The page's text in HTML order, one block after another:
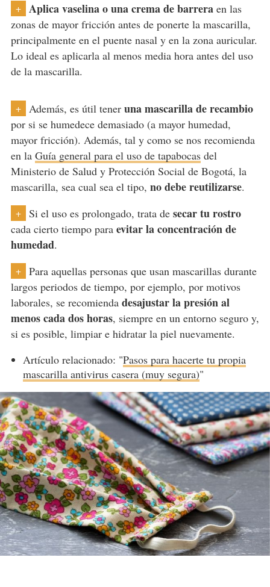
+ Aplica vaselina o una crema de barreraen las
zonas de mayor fricción antes de ponerte la mascarilla,
principalmente en el puente nasal y en la zona auricular.
Lo ideal es aplicarla al menos media hora antes del uso
de la mascarilla.
+ Además, es útil tener una mascarilla de recambio
por si se humedece demasiado (a mayor humedad,
mayor fricción). Además, tal y como se nos recomienda
en la Guía general para el uso de tapabocasdel
Ministerio de Salud y Protección Social de Bogotá, la
mascarilla, sea cual sea el tipo, no debe reutilizarse.
+ Si el uso es prolongado, trata de secar tu rostro
cada cierto tiempo para evitar la concentración de
humedad.
+
Para aquellas personas que usan mascarillas durante
largos periodos de tiempo, por ejemplo, por motivos
laborales, se recomienda desajustar la presión al
menos cada dos horas, siempre en un entorno seguro y,
si es posible, limpiar e hidratar la piel nuevamente.
Artículo relacionado: "Pasos para hacerte tu propia
mascarilla antivirus casera (muy segura)"